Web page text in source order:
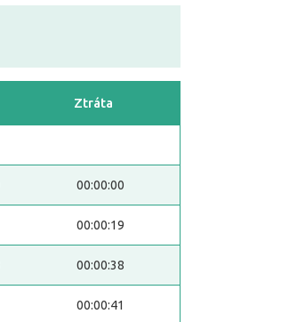
Ztráta
00:00:00
00:00:19
00:00:38
00:00:41